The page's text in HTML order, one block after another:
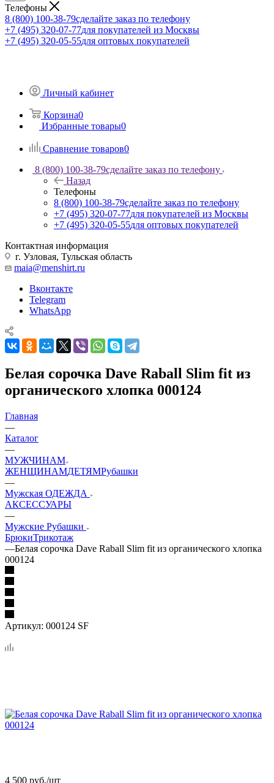
Телефоны
8 (800) 100-38-79сделайте заказ по телефону
+7 (495) 320-07-77для покупателей из Москвы
+7 (495) 320-05-55для оптовых покупателей
Личный кабинет
Корзина0
Избранные товары0
Сравнение товаров0
8 (800) 100-38-79сделайте заказ по телефону
Назад
Телефоны
8 (800) 100-38-79сделайте заказ по телефону
+7 (495) 320-07-77для покупателей из Москвы
+7 (495) 320-05-55для оптовых покупателей
Контактная информация
г. Узловая, Тульская область
maia@menshirt.ru
Вконтакте
Telegram
WhatsApp
Белая сорочка Dave Raball Slim fit из
органического хлопка 000124
Главная
—
Каталог
—
МУЖЧИНАМ
ЖЕНЩИНАМДЕТЯМРубашки
—
Мужская ОДЕЖДА
АКСЕССУАРЫ
—
Мужские Рубашки
БрюкиТрикотаж
—Белая сорочка Dave Raball Slim fit из органического хлопка
000124
Артикул: 000124 SF
4 500 руб./шт